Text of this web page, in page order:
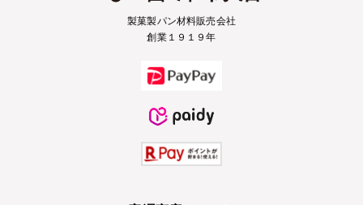
製菓製パン材料販売会社
創業１９１９年